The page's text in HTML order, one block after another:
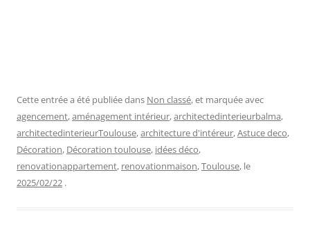
Cette entrée a été publiée dans Non classé, et marquée avec
agencement,aménagement intérieur,architectedinterieurbalma,
architectedinterieurToulouse,architecture d'intéreur,Astuce deco,
Décoration, Décoration toulouse, idées déco,
renovationappartement, renovationmaison,Toulouse, le
2025/02/22 .